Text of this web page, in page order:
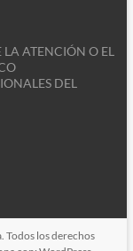
ATENCIÓN O EL
DEL
. Todos los derechos